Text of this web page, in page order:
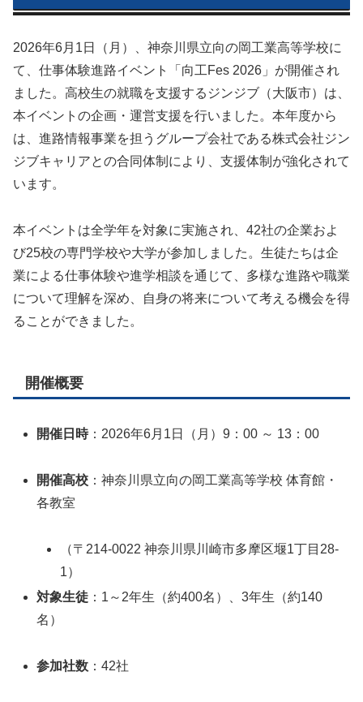
2026年6月1日（月）、神奈川県立向の岡工業高等学校に
て、仕事体験進路イベント「向工Fes 2026」が開催され
ました。高校生の就職を支援するジンジブ（大阪市）は、
本イベントの企画・運営支援を行いました。本年度から
は、進路情報事業を担うグループ会社である株式会社ジン
ジブキャリアとの合同体制により、支援体制が強化されて
います。
本イベントは全学年を対象に実施され、42社の企業およ
び25校の専門学校や大学が参加しました。生徒たちは企
業による仕事体験や進学相談を通じて、多様な進路や職業
について理解を深め、自身の将来について考える機会を得
ることができました。
開催概要
開催日時：2026年6月1日（月）9：00 ～ 13：00
開催高校 ：神奈川県立向の岡工業高等学校 体育館・
各教室
（〒214-0022 神奈川県川崎市多摩区堰1丁目28-
1）
対象生徒 ：1～2年生（約400名）、3年生（約140
名）
参加社数 ：42社